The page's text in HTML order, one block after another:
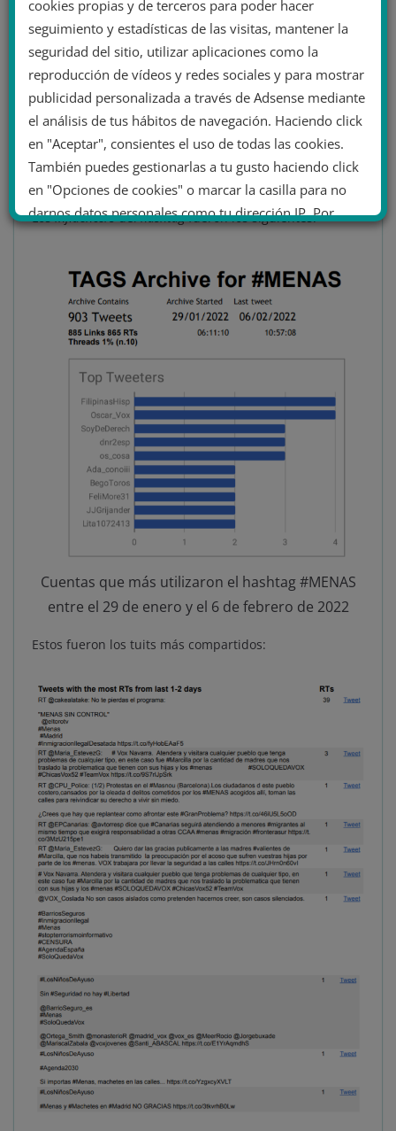
seguidores y seguidos o bien en base a los retuits.
Para el presente análisis, se realizará un análisis de
esto último bajo la premisa de que, cuando persona
retuitea (es decir, se comparte) un determinado tuit es
porque, en efecto, lo comparte y se siente identificado
con él. Y que, cuando una determinada comunidad que
presenta elementos comunes retuitea mucho un tuit,
es porque dicha comunidad también lo respalda.
Losinfluencersdelhashtagfueron los siguientes:
Cuentas que más utilizaron el hashtag #MENAS
entre el 29 de enero y el 6 de febrero de 2022
Estos fueron los tuits más compartidos:
cookies propias y de terceros para poder hacer
seguimiento y estadísticas de las visitas, mantener la
seguridad del sitio, utilizar aplicaciones como la
reproducción de vídeos y redes sociales y para mostrar
publicidad personalizada a través de Adsense mediante
el análisis de tus hábitos de navegación. Haciendo click
en "Aceptar", consientes el uso de todas las cookies.
También puedes gestionarlas a tu gusto haciendo click
en "Opciones de cookies" o marcar la casilla para no
darnos datos personales como tu dirección IP. Por
No dar mi información personal
Opciones de cookies
Rechazar cookies